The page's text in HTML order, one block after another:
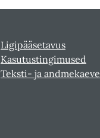
Ligipääsetavus
Kasutustingimused
Teksti- ja andmekaeve